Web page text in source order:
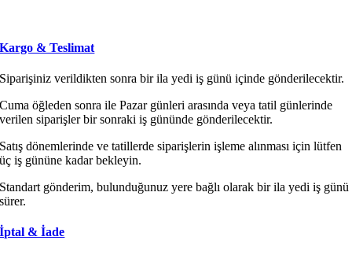
Kargo & Teslimat
Siparişiniz verildikten sonra bir ila yedi iş günü içinde gönderilecektir.
Cuma öğleden sonra ile Pazar günleri arasında veya tatil günlerinde
verilen siparişler bir sonraki iş gününde gönderilecektir.
Satış dönemlerinde ve tatillerde siparişlerin işleme alınması için lütfen
üç iş gününe kadar bekleyin.
Standart gönderim, bulunduğunuz yere bağlı olarak bir ila yedi iş günü
sürer.
İptal & İade